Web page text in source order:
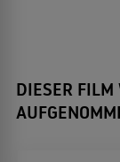
DIESER